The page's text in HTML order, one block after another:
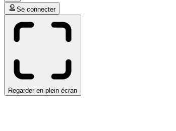
Se connecter
Regarder en plein écran